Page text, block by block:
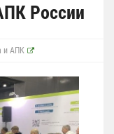
России
и АПК